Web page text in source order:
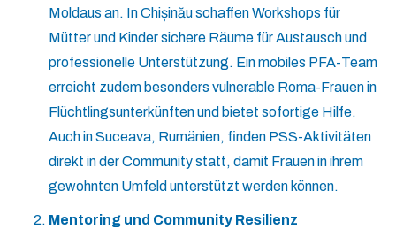
Moldaus an. In Chișinău schaffen Workshops für
Mütter und Kinder sichere Räume für Austausch und
professionelle Unterstützung. Ein mobiles PFA-Team
erreicht zudem besonders vulnerable Roma-Frauen in
Flüchtlingsunterkünften und bietet sofortige Hilfe.
Auch in Suceava, Rumänien, finden PSS-Aktivitäten
direkt in der Community statt, damit Frauen in ihrem
gewohnten Umfeld unterstützt werden können.
Mentoring und Community Resilienz